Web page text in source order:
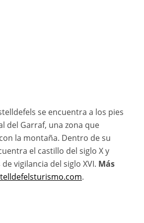
se encuentra a los pies
del Garraf, una zona que
la montaña. Dentro de su
el castillo del siglo X y
vigilancia del siglo XVI. Más
.